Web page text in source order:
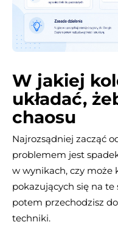
W jakiej
układać,
chaosu
Najrozsądniej zacząć
problemem jest
w wynikach, czy może
pokazujących się na
potem przechodzisz
techniki.